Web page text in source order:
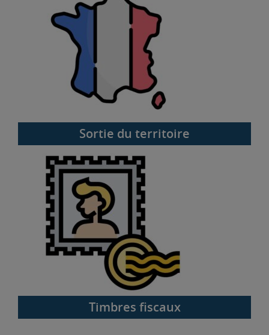
Sortie du territoire
Timbres fiscaux
Timbres fiscaux